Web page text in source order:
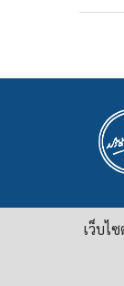
เว็บไ